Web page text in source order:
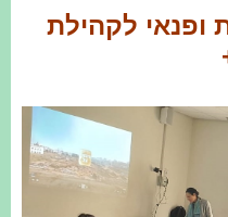
ופנאי לקהילת